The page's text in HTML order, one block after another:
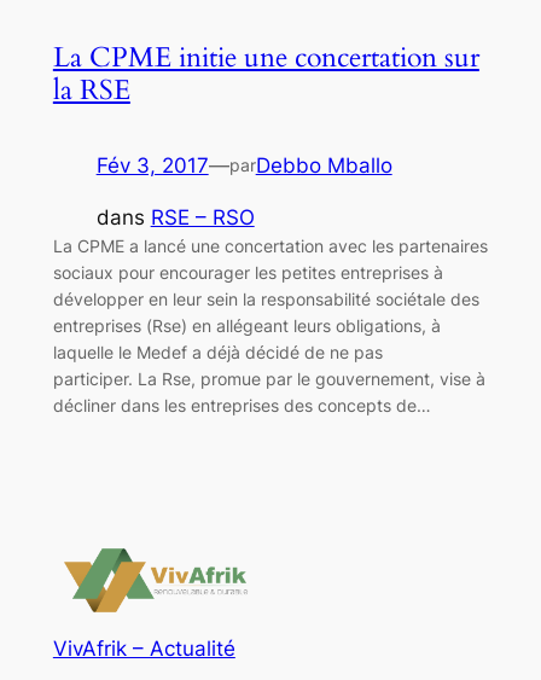
La CPME initie une concertation sur
la RSE
Fév 3, 2017—parDebbo Mballo
dans RSE – RSO
La CPME a lancé une concertation avec les partenaires
sociaux pour encourager les petites entreprises à
développer en leur sein la responsabilité sociétale des
entreprises (Rse) en allégeant leurs obligations, à
laquelle le Medef a déjà décidé de ne pas
participer. La Rse, promue par le gouvernement, vise à
décliner dans les entreprises des concepts de…
VivAfrik – Actualité